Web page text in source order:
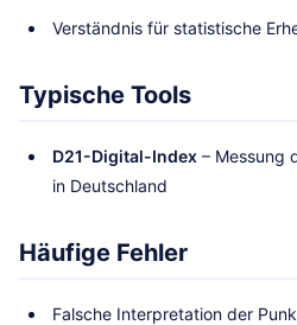
Verständnis für statistische
Typische Tools
D21-Digital-Index – Messung
in Deutschland
Häufige Fehler
Falsche Interpretation der